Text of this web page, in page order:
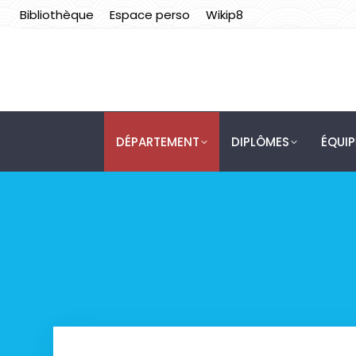
Bibliothèque Espace perso Wikip8
DÉPARTEMENT DIPLÔMES